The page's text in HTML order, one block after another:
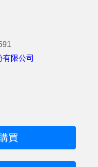
限公司
買